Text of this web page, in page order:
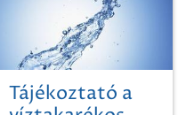
Tájékoztató a